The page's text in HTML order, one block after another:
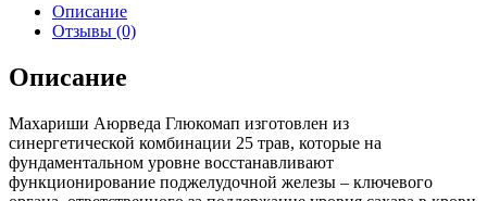
Описание
Отзывы (0)
Описание
Махариши Аюрведа Глюкомап изготовлен из
синергетической комбинации 25 трав, которые на
фундаментальном уровне восстанавливают
функционирование поджелудочной железы – ключевого